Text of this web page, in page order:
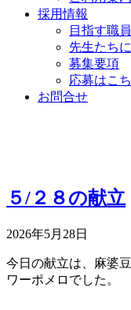
採用情報
目指す職
先生たち
募集要項
応募はこ
お問合せ
５/２８の献立
2026年5月28日
今日の献立は、麻婆
ワーポメロでした。